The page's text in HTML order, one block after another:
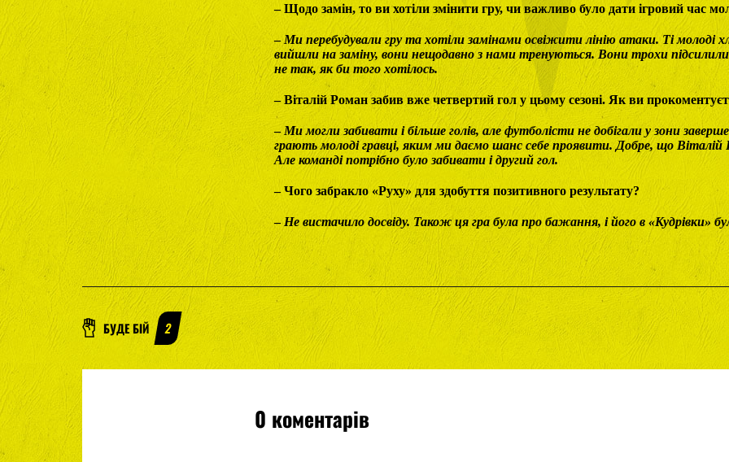
– Щодо замін, то ви хотіли змінити гру, чи важливо було дати ігровий час
–Ми перебудували гру та хотіли замінами освіжити лінію атаки. Ті молоді
вийшли на заміну, вони нещодавно з нами тренуються. Вони трохи
не так, як би того хотілось.
– Віталій Роман забив вже четвертий гол у цьому сезоні. Як ви
– Ми могли забивати і більше голів, але футболісти не добігали у зони
грають молоді гравці, яким ми даємо шанс себе проявити. Добре, що Віталій
Але команді потрібно було забивати і другий гол.
– Чого забракло «Руху» для здобуття позитивного результату?
–Не вистачило досвіду. Також ця гра була про бажання, і його в «Кудрівки»
БУДЕ БІЙ 2
0 коментарів